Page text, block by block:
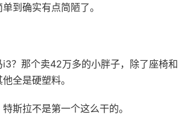
到确实有点简陋了。
i3？那个卖42万多的小胖子，除了座椅和
全是硬塑料。
斯拉不是第一个这么干的。